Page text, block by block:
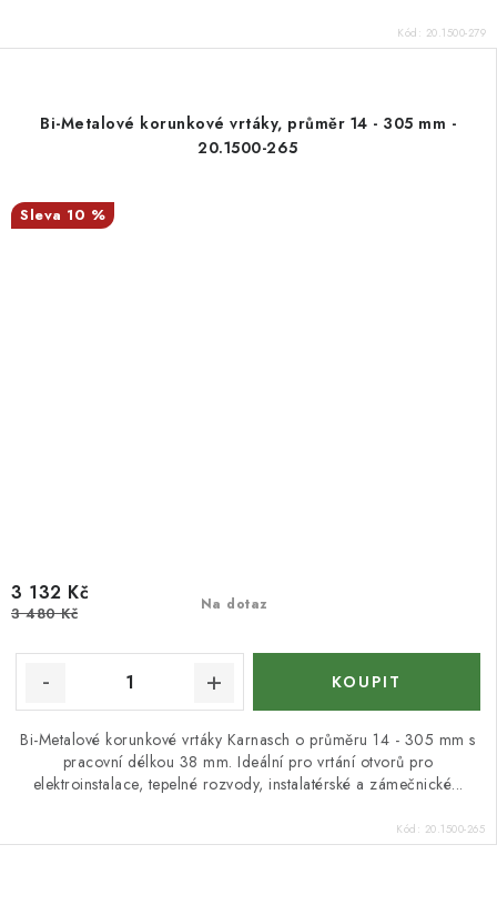
Kód: 20.1500-279
Bi-Metalové korunkové vrtáky, průměr 14 - 305 mm -
20.1500-265
10 %
Na dotaz
3 132 Kč
3 480 Kč
Bi-Metalové korunkové vrtáky Karnasch o průměru 14 - 305 mm s
pracovní délkou 38 mm. Ideální pro vrtání otvorů pro
elektroinstalace, tepelné rozvody, instalatérské a zámečnické...
Kód: 20.1500-265